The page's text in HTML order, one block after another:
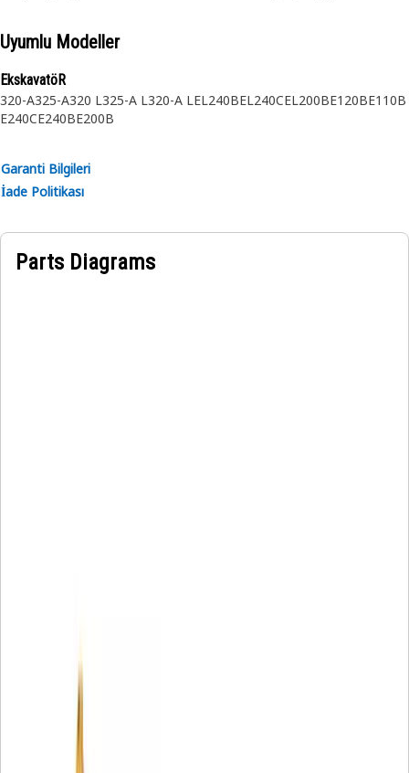
Uyumlu Modeller
EkskavatöR
320-A325-A320 L325-A L320-A LEL240BEL240CEL200BE120BE110B
E240CE240BE200B
Garanti Bilgileri
İade Politikası
Parts Diagrams